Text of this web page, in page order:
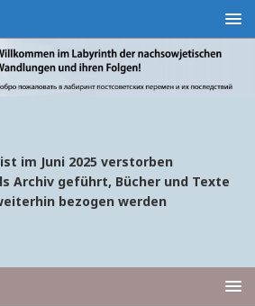
im Juni 2025 verstorben
Archiv geführt, Bücher und Texte
bezogen werden